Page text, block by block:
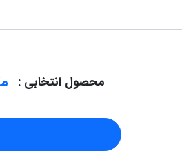
محصول انتخابی :